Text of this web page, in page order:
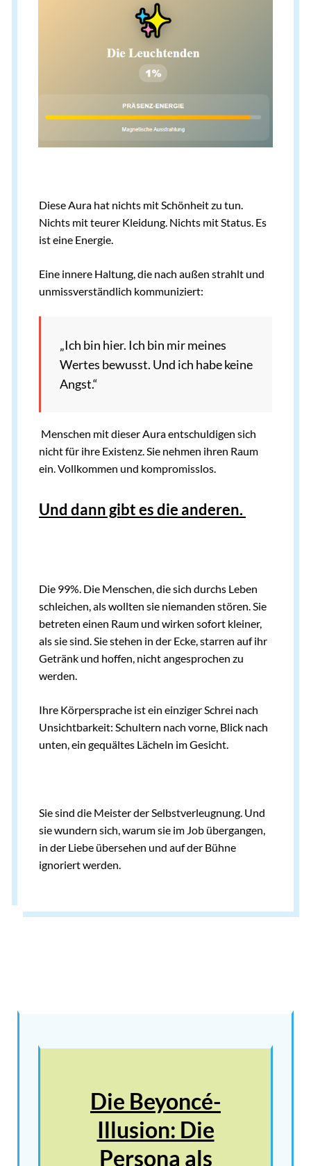
Diese Aura hat nichts mit Schönheit zu tun.
Nichts mit teurer Kleidung. Nichts mit Status. Es
ist eine Energie.
Eine innere Haltung, die nach außen strahlt und
unmissverständlich kommuniziert:
„Ich bin hier. Ich bin mir meines
Wertes bewusst. Und ich habe keine
Angst.“
Menschen mit dieser Aura entschuldigen sich
nicht für ihre Existenz. Sie nehmen ihren Raum
ein. Vollkommen und kompromisslos.
Und dann gibt es die anderen.
Die 99%. Die Menschen, die sich durchs Leben
schleichen, als wollten sie niemanden stören. Sie
betreten einen Raum und wirken sofort kleiner,
als sie sind. Sie stehen in der Ecke, starren auf ihr
Getränk und hoffen, nicht angesprochen zu
werden.
Ihre Körpersprache ist ein einziger Schrei nach
Unsichtbarkeit: Schultern nach vorne, Blick nach
unten, ein gequältes Lächeln im Gesicht.
Sie sind die Meister der Selbstverleugnung. Und
sie wundern sich, warum sie im Job übergangen,
in der Liebe übersehen und auf der Bühne
ignoriert werden.
Die Beyoncé-
Illusion: Die
Persona als